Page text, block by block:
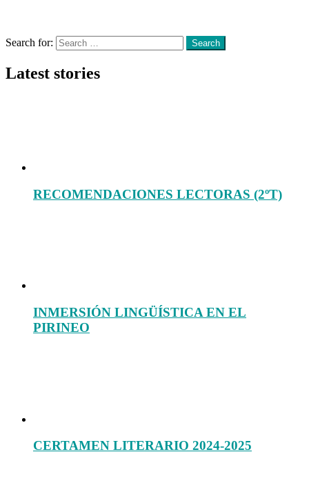
Search for:
Search
Latest stories
RECOMENDACIONES LECTORAS (2ºT)
INMERSIÓN LINGÜÍSTICA EN EL
PIRINEO
CERTAMEN LITERARIO 2024-2025